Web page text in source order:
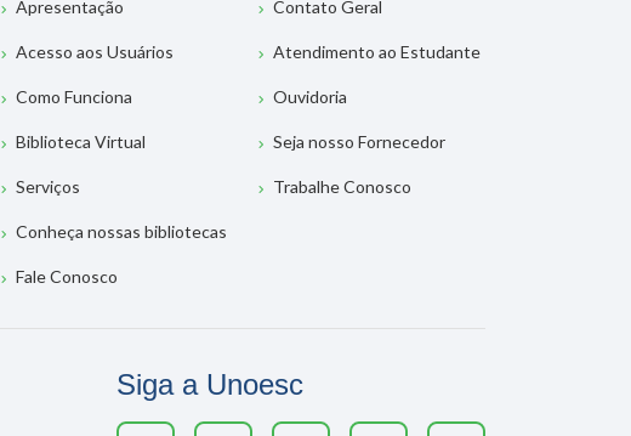
Apresentação
Acesso aos Usuários
Como Funciona
Biblioteca Virtual
Serviços
Conheça nossas bibliotecas
Fale Conosco
Contato Geral
Atendimento ao Estudante
Ouvidoria
Seja nosso Fornecedor
Trabalhe Conosco
Siga a Unoesc